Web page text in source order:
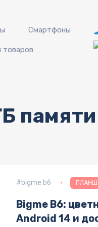
Смартфоны
памяти
bigme b6
Bigme B6:
Android 14 и